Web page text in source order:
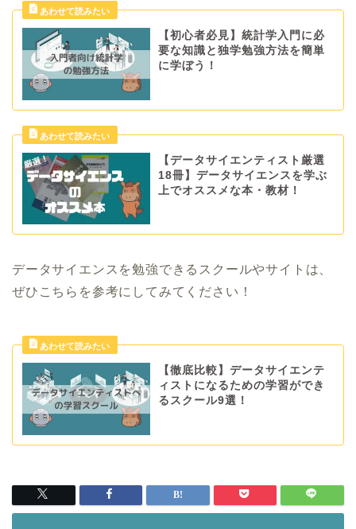
【初心者必見】統計学入門に必
要な知識と独学勉強方法を簡単
に学ぼう！
【データサイエンティスト厳選
18冊】データサイエンスを学ぶ
上でオススメな本・教材！
データサイエンスを勉強できるスクールやサイトは、
ぜひこちらを参考にしてみてください！
【徹底比較】データサイエンテ
ィストになるための学習ができ
るスクール9選！